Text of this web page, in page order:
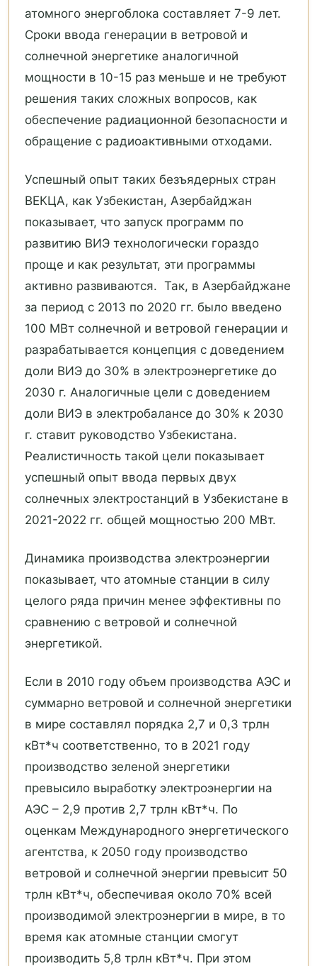
атомного энергоблока составляет 7-9 лет.
Сроки ввода генерации в ветровой и
солнечной энергетике аналогичной
мощности в 10-15 раз меньше и не требуют
решения таких сложных вопросов, как
обеспечение радиационной безопасности и
обращение с радиоактивными отходами.
Успешный опыт таких безъядерных стран
ВЕКЦА, как Узбекистан, Азербайджан
показывает, что запуск программ по
развитию ВИЭ технологически гораздо
проще и как результат, эти программы
активно развиваются. Так, в Азербайджане
за период с 2013 по 2020 гг. было введено
100 МВт солнечной и ветровой генерации и
разрабатывается концепция с доведением
доли ВИЭ до 30% в электроэнергетике до
2030 г. Аналогичные цели с доведением
доли ВИЭ в электробалансе до 30% к 2030
г. ставит руководство Узбекистана.
Реалистичность такой цели показывает
успешный опыт ввода первых двух
солнечных электростанций в Узбекистане в
2021-2022 гг. общей мощностью 200 МВт.
Динамика производства электроэнергии
показывает, что атомные станции в силу
целого ряда причин менее эффективны по
сравнению с ветровой и солнечной
энергетикой.
Если в 2010 году объем производства АЭС и
суммарно ветровой и солнечной энергетики
в мире составлял порядка 2,7 и 0,3 трлн
кВт*ч соответственно, то в 2021 году
производство зеленой энергетики
превысило выработку электроэнергии на
АЭС – 2,9 против 2,7 трлн кВт*ч. По
оценкам Международного энергетического
агентства, к 2050 году производство
ветровой и солнечной энергии превысит 50
трлн кВт*ч, обеспечивая около 70% всей
производимой электроэнергии в мире, в то
время как атомные станции смогут
производить 5,8 трлн кВт*ч. При этом